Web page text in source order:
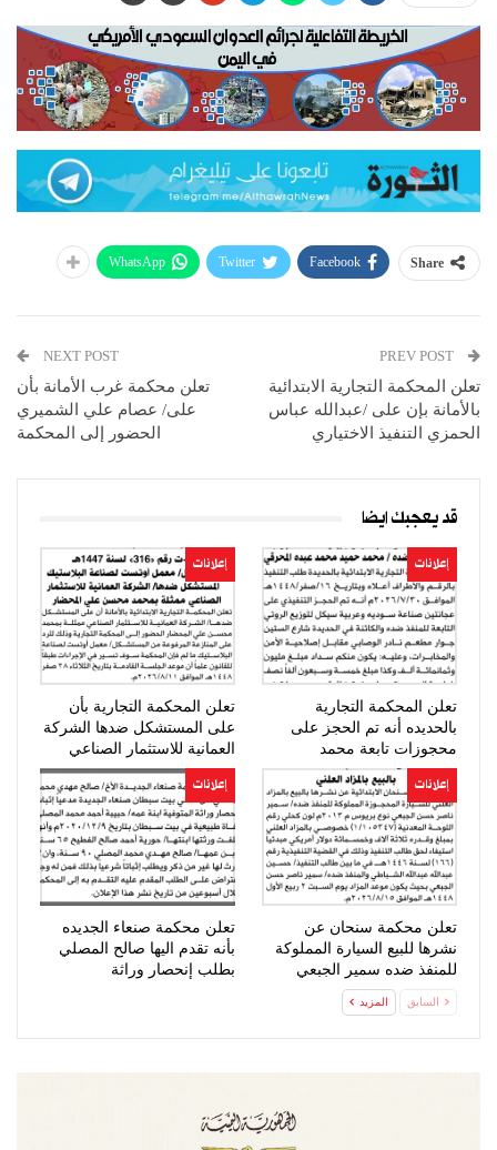
Share
Facebook
Twitter
WhatsApp
تعلن المحكمة التجارية الابتدائية
بالأمانة بإن على /عبدالله عباس
الحمزي التنفيذ الاختياري
NEXT POST
تعلن محكمة غرب الأمانة بأن
على/ عصام علي الشميري
الحضور إلى المحكمة
قد يعجبك ايضا
إعلانات
تعلن المحكمة التجارية
بالحديده أنه تم الحجز على
محجوزات تابعة محمد
المحرقي
إعلانات
تعلن المحكمة التجارية بأن
على المستشكل ضدها الشركة
العمانية للاستثمار الصناعي
الحضور…
إعلانات
تعلن محكمة سنحان عن
نشرها للبيع السيارة المملوكة
للمنفذ ضده سمير الجبعي
إعلانات
تعلن محكمة صنعاء الجديده
بأنه تقدم اليها صالح المصلي
بطلب إنحصار وراثة
السابق المزيد